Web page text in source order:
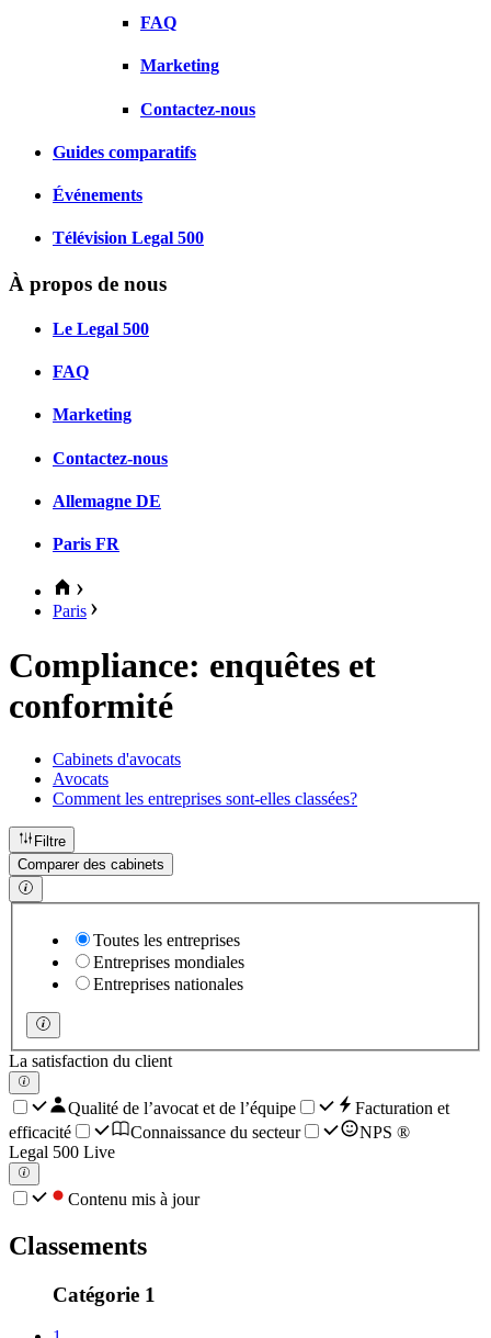
FAQ
Marketing
Contactez-nous
Guides comparatifs
Événements
Télévision Legal 500
À propos de nous
Le Legal 500
FAQ
Marketing
Contactez-nous
Allemagne DE
Paris FR
Paris
Compliance: enquêtes et
conformité
Cabinets d'avocats
Avocats
Comment les entreprises sont-elles classées?
Filtre
Comparer des cabinets
Toutes les entreprises
Entreprises mondiales
Entreprises nationales
La satisfaction du client
Qualité de l’avocat et de l’équipe
Facturation et
efficacité
Connaissance du secteur
NPS ®
Legal 500 Live
Contenu mis à jour
Classements
Catégorie 1